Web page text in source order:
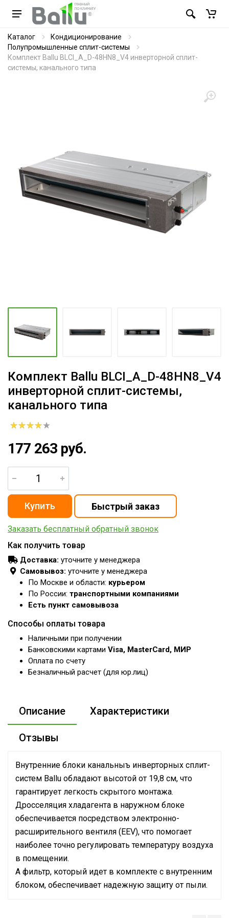
Каталог
Кондиционирование
Полупромышленные сплит-системы
Комплект Ballu BLCI_A_D-48HN8_V4 инверторной сплит-
системы, канального типа
Комплект Ballu BLCI_A_D-48HN8_V4
инверторной сплит-системы,
канального типа
177 263 руб.
Заказать бесплатный обратный звонок
Как получить товар
Доставка: уточните у менеджера
Самовывоз: уточните у менеджера
По Москве и области: курьером
По России: транспортными компаниями
Есть пункт самовывоза
Способы оплаты товара
Наличными при получении
Банковскими картами Visa, MasterCard, МИР
Оплата по счету
Безналичный расчет (для юр.лиц)
Описание Характеристики
Отзывы
Внутренние блоки канальныъ инверторных сплит-
систем Ballu обладают высотой от 19,8 см, что
гарантирует легкость скрытого монтажа.
Дросселяция хладагента в наружном блоке
обеспечивается посредством электронно-
расширительного вентиля (EEV), что помогает
наиболее точно регулировать температуру воздуха
в помещении.
А фильтр, который идет в комплекте с внутренним
блоком, обеспечивает надежную защиту от пыли.